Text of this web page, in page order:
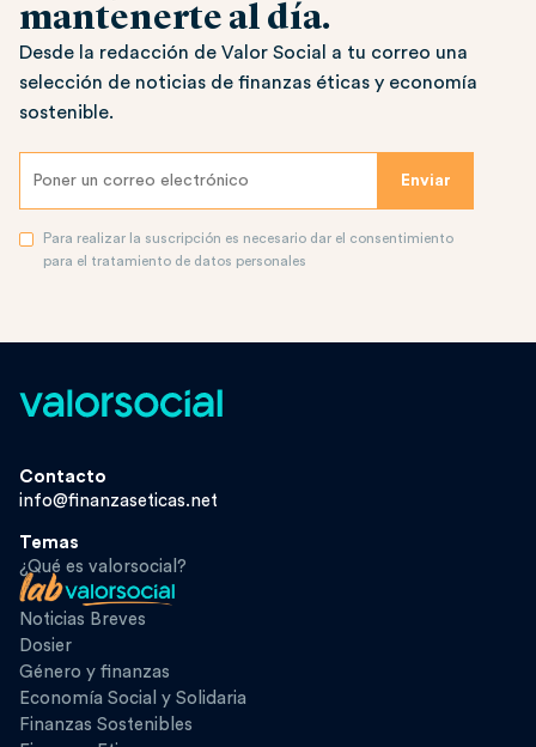
mantenerte al día.
Desde la redacción de Valor Social a tu correo una
selección de noticias de finanzas éticas y economía
sostenible.
Para realizar la suscripción es necesario dar el consentimiento
para el tratamiento de datos personales
Contacto
info@finanzaseticas.net
Temas
¿Qué es valorsocial?
Noticias Breves
Dosier
Género y finanzas
Economía Social y Solidaria
Finanzas Sostenibles